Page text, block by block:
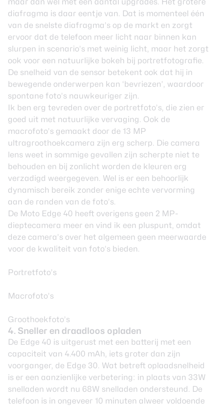
diafragma is daar eentje van. Dat is momenteel één
van de snelste diafragma’s op de markt en zorgt
ervoor dat de telefoon meer licht naar binnen kan
slurpen in scenario’s met weinig licht, maar het zorgt
ook voor een natuurlijke bokeh bij portretfotografie.
De snelheid van de sensor betekent ook dat hij in
bewegende onderwerpen kan ‘bevriezen’, waardoor
spontane foto’s nauwkeuriger zijn.
Ik ben erg tevreden over de portretfoto’s, die zien er
goed uit met natuurlijke vervaging. Ook de
macrofoto’s gemaakt door de 13 MP
ultragroothoekcamera zijn erg scherp. Die camera
lens weet in sommige gevallen zijn scherpte niet te
behouden en bij zonlicht worden de kleuren erg
verzadigd weergegeven. Wel is er een behoorlijk
dynamisch bereik zonder enige echte vervorming
aan de randen van de foto’s.
De Moto Edge 40 heeft overigens geen 2 MP-
dieptecamera meer en vind ik een pluspunt, omdat
deze camera’s over het algemeen geen meerwaarde
voor de kwaliteit van foto’s bieden.
Portretfoto’s
Macrofoto’s
Groothoekfoto’s
4. Sneller en draadloos opladen
De Edge 40 is uitgerust met een batterij met een
capaciteit van 4.400 mAh, iets groter dan zijn
voorganger, de Edge 30. Wat betreft oplaadsnelheid
is er een aanzienlijke verbetering: in plaats van 33W
snelladen wordt nu 68W snelladen ondersteund. De
telefoon is in ongeveer 10 minuten alweer voldoende